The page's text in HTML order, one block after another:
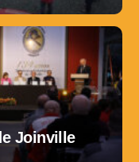
Joinville